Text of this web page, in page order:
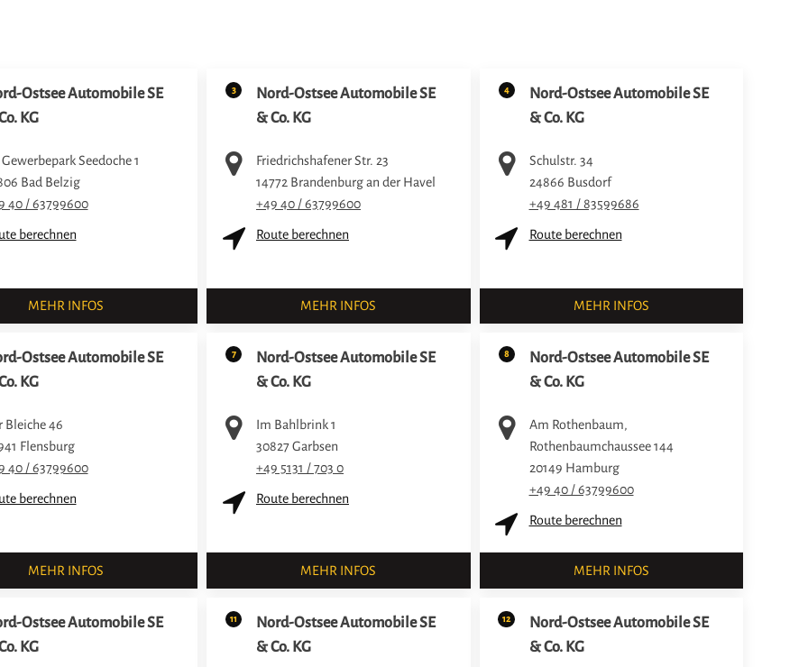
Ostsee Automobile SE
KG
Seedoche 1
Bad Belzig
40 / 63799600
berechnen
MEHR INFOS
3
Nord-Ostsee Automobile SE
& Co. KG
Friedrichshafener Str. 23
14772 Brandenburg an der Havel
+49 40 / 63799600
Route berechnen
MEHR INFOS
4
Nord-Ostsee Automobile SE
& Co. KG
Schulstr. 34
24866 Busdorf
+49 481 / 83599686
Route berechnen
MEHR INFOS
Ostsee Automobile SE
KG
Bleiche 46
Flensburg
40 / 63799600
berechnen
MEHR INFOS
7
Nord-Ostsee Automobile SE
& Co. KG
Im Bahlbrink 1
30827Garbsen
+49 5131 / 703 0
Route berechnen
MEHR INFOS
8
Nord-Ostsee Automobile SE
& Co. KG
Am Rothenbaum,
Rothenbaumchaussee 144
20149 Hamburg
+49 40 / 63799600
Route berechnen
MEHR INFOS
Ostsee Automobile SE
KG
11
Nord-Ostsee Automobile SE
& Co. KG
12
Nord-Ostsee Automobile SE
& Co. KG